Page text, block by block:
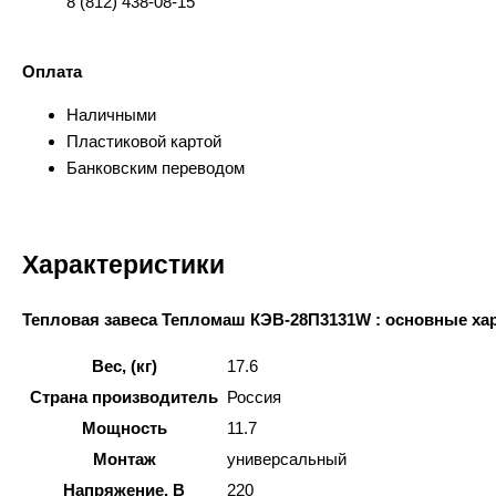
Оплата
Наличными
Пластиковой картой
Банковским переводом
Характеристики
Тепловая завеса Тепломаш КЭВ-28П3131W : основные
Вес, (кг)
17.6
Страна производитель Россия
Мощность
11.7
Монтаж
универсальный
Напряжение, В
220